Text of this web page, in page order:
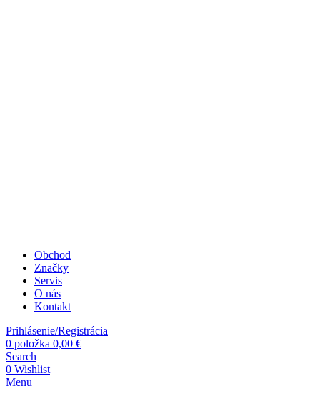
Obchod
Značky
Servis
O nás
Kontakt
Prihlásenie/Registrácia
0 položka 0,00 €
Search
0 Wishlist
Menu